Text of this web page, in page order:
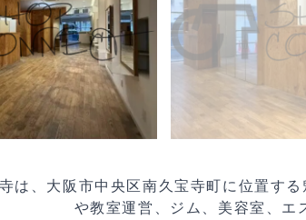
は、大阪市中央区南久宝寺町に位置す
や教室運営、ジム、美容室、エ